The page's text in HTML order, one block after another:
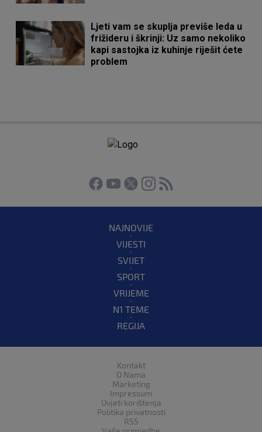
Ljeti vam se skuplja previše leda u
frižideru i škrinji: Uz samo nekoliko
kapi sastojka iz kuhinje riješit ćete
problem
NAJNOVIJE
VIJESTI
SVIJET
SPORT
VRIJEME
N1 TEME
REGIJA
Kontakt
O Nama
Marketing
Impressum
Uvjeti korištenja
Politika privatnosti
RSS